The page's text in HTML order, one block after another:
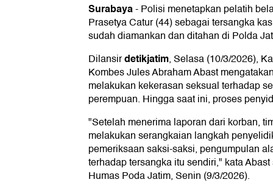
Surabaya-Polisi menetapkan pelatih
Prasetya Catur (44) sebagai tersangka
sudah diamankan dan ditahan di Polda
Dilansirdetikjatim, Selasa (10/3/2026),
Kombes Jules Abraham Abast
melakukan kekerasan seksual terhadap
perempuan. Hingga saat ini, proses
"Setelah menerima laporan dari korban,
melakukan serangkaian langkah
pemeriksaan saksi-saksi, pengumpulan
terhadap tersangka itu sendiri," kata
Humas Poda Jatim, Senin (9/3/2026).